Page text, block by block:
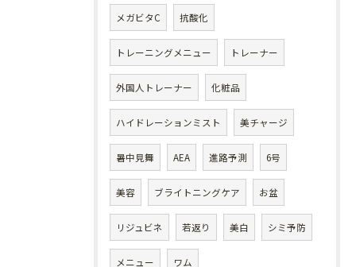
メガビタC 抗酸化
トレーニングメニュー トレーナー
外国人トレーナー 化粧品
ハイドレーションミスト 美チャージ
暑中見舞 AEA 進路予測 6号
美容 ブライトニングケア お盆
リジュビネ 若返り 美白 シミ予防
メニュー ワム